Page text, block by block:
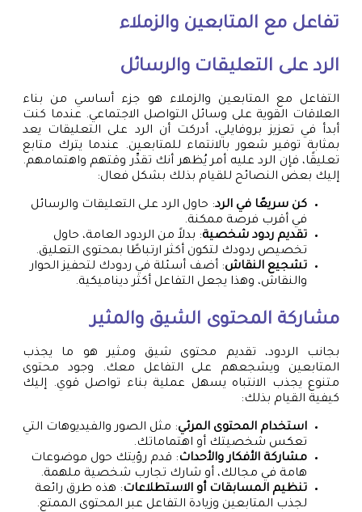
تفاعل مع المتابعين والزملاء
الرد على التعليقات والرسائل
التفاعل مع المتابعين والزملاء هو جزء أساسي من بناء
العلاقات القوية على وسائل التواصل الاجتماعي. عندما كنت
أبدأ في تعزيز بروفايلي، أدركت أن الرد على التعليقات يعد
بمثابة توفير شعور بالانتماء للمتابعين. عندما يترك متابع
تعليقًا، فإن الرد عليه أمر يُظهر أنك تقدِّر وقتهم واهتمامهم.
إليك بعض النصائح للقيام بذلك بشكل فعال:
كن سريعًا في الرد: حاول الرد على التعليقات والرسائل
في أقرب فرصة ممكنة.
تقديم ردود شخصية: بدلاً من الردود العامة، حاول
تخصيص ردودك لتكون أكثر ارتباطًا بمحتوى التعليق.
تشجيع النقاش: أضف أسئلة في ردودك لتحفيز الحوار
والنقاش، وهذا يجعل التفاعل أكثر ديناميكية.
مشاركة المحتوى الشيق والمثير
بجانب الردود، تقديم محتوى شيق ومثير هو ما يجذب
المتابعين ويشجعهم على التفاعل معك. وجود محتوى
متنوع يجذب الانتباه يسهل عملية بناء تواصل قوي. إليك
كيفية القيام بذلك:
استخدام المحتوى المرئي: مثل الصور والفيديوهات التي
تعكس شخصيتك أو اهتماماتك.
مشاركة الأفكار والأحداث: قدم رؤيتك حول موضوعات
هامة في مجالك، أو شارك تجارب شخصية ملهمة.
تنظيم المسابقات أو الاستطلاعات: هذه طرق رائعة
لجذب المتابعين وزيادة التفاعل عبر المحتوى الممتع.